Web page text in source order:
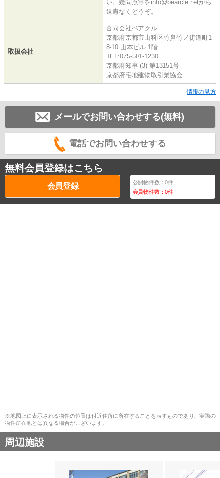
い。疑問点等をinfo@bearcle.netから
遠慮なくどうぞ。
取扱会社
合同会社ベアクル
京都府京都市山科区竹鼻竹ノ街道町1
8-10 山本ビル 1階
TEL:075-501-1230
京都府知事 (3) 第13151号
京都府宅地建物取引業協会
情報の見方
メールでお問い合わせする(無料)
電話でお問い合わせする
無料会員登録はこちら
会員登録 公開物件数：0件
会員物件数：0件
※地図上に表示される物件の位置は付近住所に所在することを表すものであり、実際の
物件所在地とは異なる場合がございます。
周辺施設